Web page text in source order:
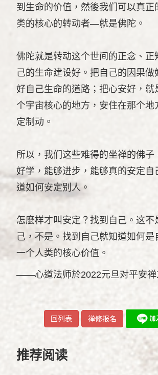
到生命的价值，然後我们可以真正
类的核心的转动者—就是佛陀。
佛陀就是转动这个世间的正念、正
己的生命建设好。把自己的因果做
好自己生命的道路；把心安好，就
个宇宙核心的地方，安住在那个地
定制动。
所以，我们这些难得的坐禅的佛子
好学，能够进步，能够真的安定自
道如何安定别人。
怎麽样才叫安定？找到自己。这不
己，不是。找到自己就知道如何是
一个人类的核心价值。
——心道法师於2022元旦对平安禅
回列表 禅修报名
推荐阅读